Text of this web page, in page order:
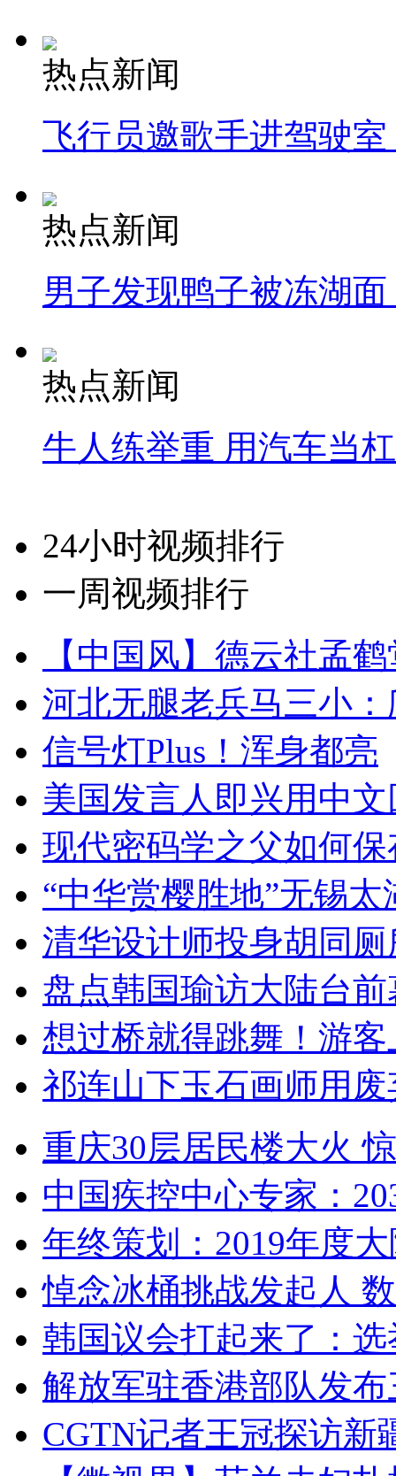
热点新闻
飞行员邀歌手进驾驶
热点新闻
男子发现鸭子被冻湖
热点新闻
牛人练举重 用汽车当
24小时视频排行
一周视频排行
【中国风】德云社孟
河北无腿老兵马三小
信号灯Plus！浑身都亮
美国发言人即兴用中
现代密码学之父如何
“中华赏樱胜地”无锡
清华设计师投身胡同
盘点韩国瑜访大陆台
想过桥就得跳舞！游客
祁连山下玉石画师用
重庆30层居民楼大火
中国疾控中心专家：
年终策划：2019年度
悼念冰桶挑战发起人
韩国议会打起来了：
解放军驻香港部队发
CGTN记者王冠探访新